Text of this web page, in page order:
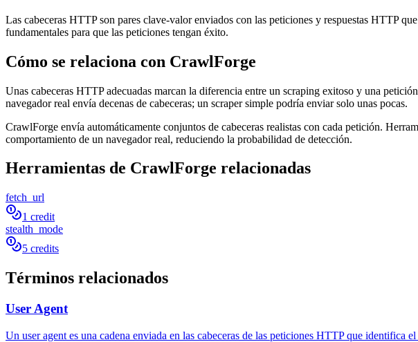
Las cabeceras HTTP son pares clave-valor enviados con las peticiones y respuestas HTTP
fundamentales para que las peticiones tengan éxito.
Cómo se relaciona con CrawlForge
Unas cabeceras HTTP adecuadas marcan la diferencia entre un scraping exitoso y una
navegador real envía decenas de cabeceras; un scraper simple podría enviar solo unas pocas.
CrawlForge envía automáticamente conjuntos de cabeceras realistas con cada petición.
comportamiento de un navegador real, reduciendo la probabilidad de detección.
Herramientas de CrawlForge relacionadas
fetch_url
1 credit
stealth_mode
5 credits
Términos relacionados
User Agent
Un user agent es una cadena enviada en las cabeceras de las peticiones HTTP que